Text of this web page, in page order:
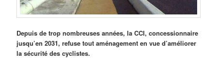
Depuis de trop nombreuses années, la CCI, concessionnaire
jusqu’en 2031, refuse tout aménagement en vue d’améliorer
la sécurité des cyclistes.